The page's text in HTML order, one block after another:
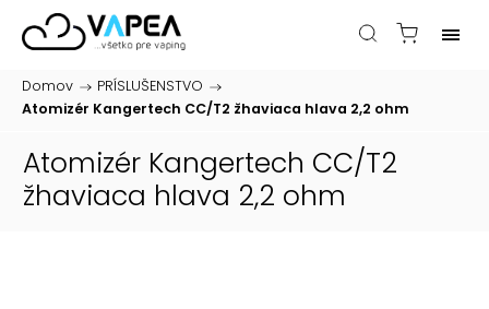
Domov / PRÍSLUŠENSTVO /
Atomizér Kangertech CC/T2 žhaviaca hlava 2,2 ohm
Atomizér Kangertech CC/T2
žhaviaca hlava 2,2 ohm